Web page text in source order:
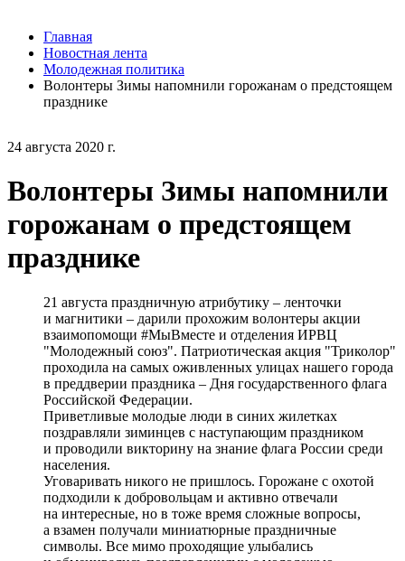
24 августа 2020 г.
Волонтеры Зимы напомнили
горожанам о предстоящем
празднике
21 августа праздничную атрибутику – ленточки
и магнитики – дарили прохожим волонтеры акции
взаимопомощи #МыВместе и отделения ИРВЦ
"Молодежный союз". Патриотическая акция "Триколор"
проходила на самых оживленных улицах нашего города
в преддверии праздника – Дня государственного флага
Российской Федерации.
Приветливые молодые люди в синих жилетках
поздравляли зиминцев с наступающим праздником
и проводили викторину на знание флага России среди
населения.
Уговаривать никого не пришлось. Горожане с охотой
подходили к добровольцам и активно отвечали
на интересные, но в тоже время сложные вопросы,
а взамен получали миниатюрные праздничные
символы. Все мимо проходящие улыбались
Главная
Новостная лента
Молодежная политика
Волонтеры Зимы напомнили горожанам о предстоящем
празднике